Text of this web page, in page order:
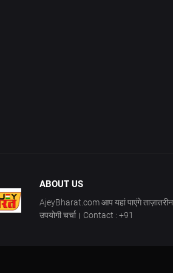
ABOUT US
AjeyBharat.com आप यहां पाएंगे
उपयोगी चर्चा। Contact : +91